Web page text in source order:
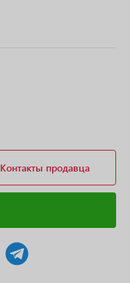
Контакты продавца